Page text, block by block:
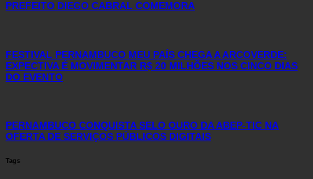
PREFEITO DIEGO CABRAL COMEMORA
FESTIVAL PERNAMBUCO MEU PAÍS CHEGA A ARCOVERDE:
EXPECTIVA É MOVIMENTAR R$ 20 MILHÕES NOS CINCO DIAS
DO EVENTO
PERNAMBUCO CONQUISTA SELO OURO DA ABEP-TIC NA
OFERTA DE SERVIÇOS PÚBLICOS DIGITAIS
Tags